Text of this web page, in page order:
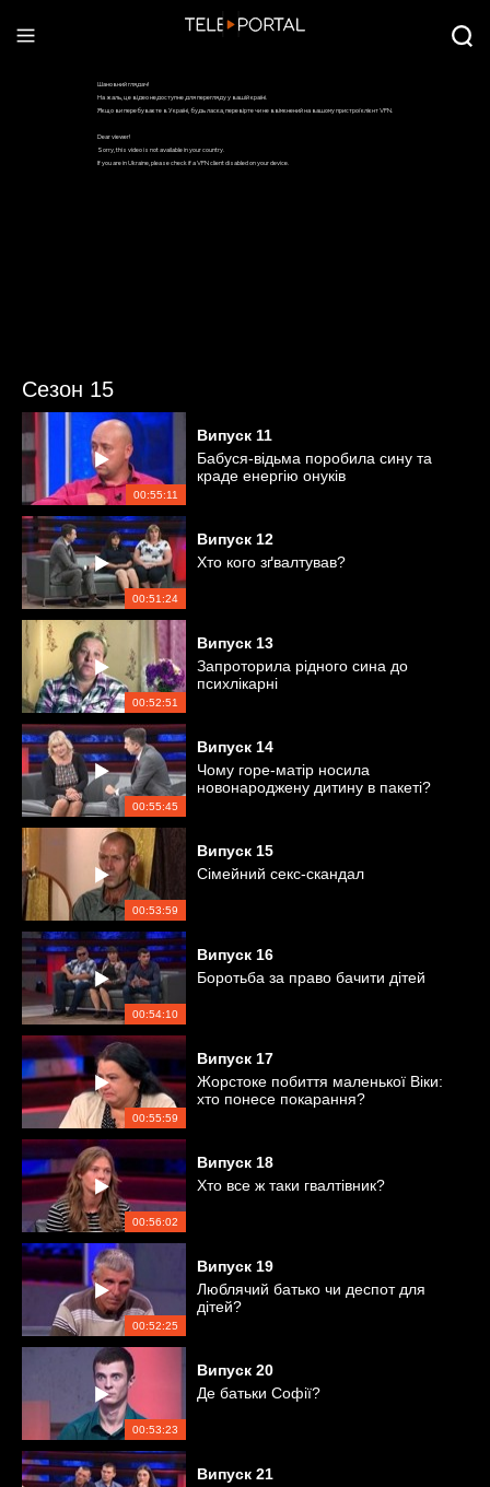
Сезон 15
00:55:11
Випуск 11
Бабуся-відьма поробила сину та
краде енергію онуків
00:51:24
Випуск 12
Хто кого зґвалтував?
00:52:51
Випуск 13
Запроторила рідного сина до
психлікарні
00:55:45
Випуск 14
Чому горе-матір носила
новонароджену дитину в пакеті?
00:53:59
Випуск 15
Сімейний секс-скандал
00:54:10
Випуск 16
Боротьба за право бачити дітей
00:55:59
Випуск 17
Жорстоке побиття маленької Віки:
хто понесе покарання?
00:56:02
Випуск 18
Хто все ж таки гвалтівник?
00:52:25
Випуск 19
Люблячий батько чи деспот для
дітей?
00:53:23
Випуск 20
Де батьки Софії?
Випуск 21